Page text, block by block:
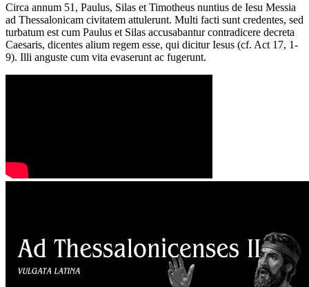
Circa annum 51, Paulus, Silas et Timotheus nuntius de Iesu Messia
ad Thessalonicam civitatem attulerunt. Multi facti sunt credentes, sed
turbatum est cum Paulus et Silas accusabantur contradicere decreta
Caesaris, dicentes alium regem esse, qui dicitur Iesus (cf. Act 17, 1-
9). Illi anguste cum vita evaserunt ac fugerunt.